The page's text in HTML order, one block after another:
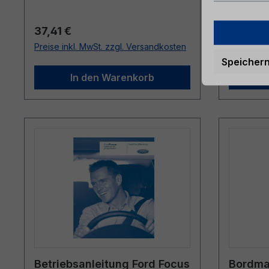
Regulärer Preis:
37,41 €
Preise inkl. MwSt. zzgl. Versandkosten
In den Warenkorb
Preise
Betriebsanleitung Ford Focus
Speichern